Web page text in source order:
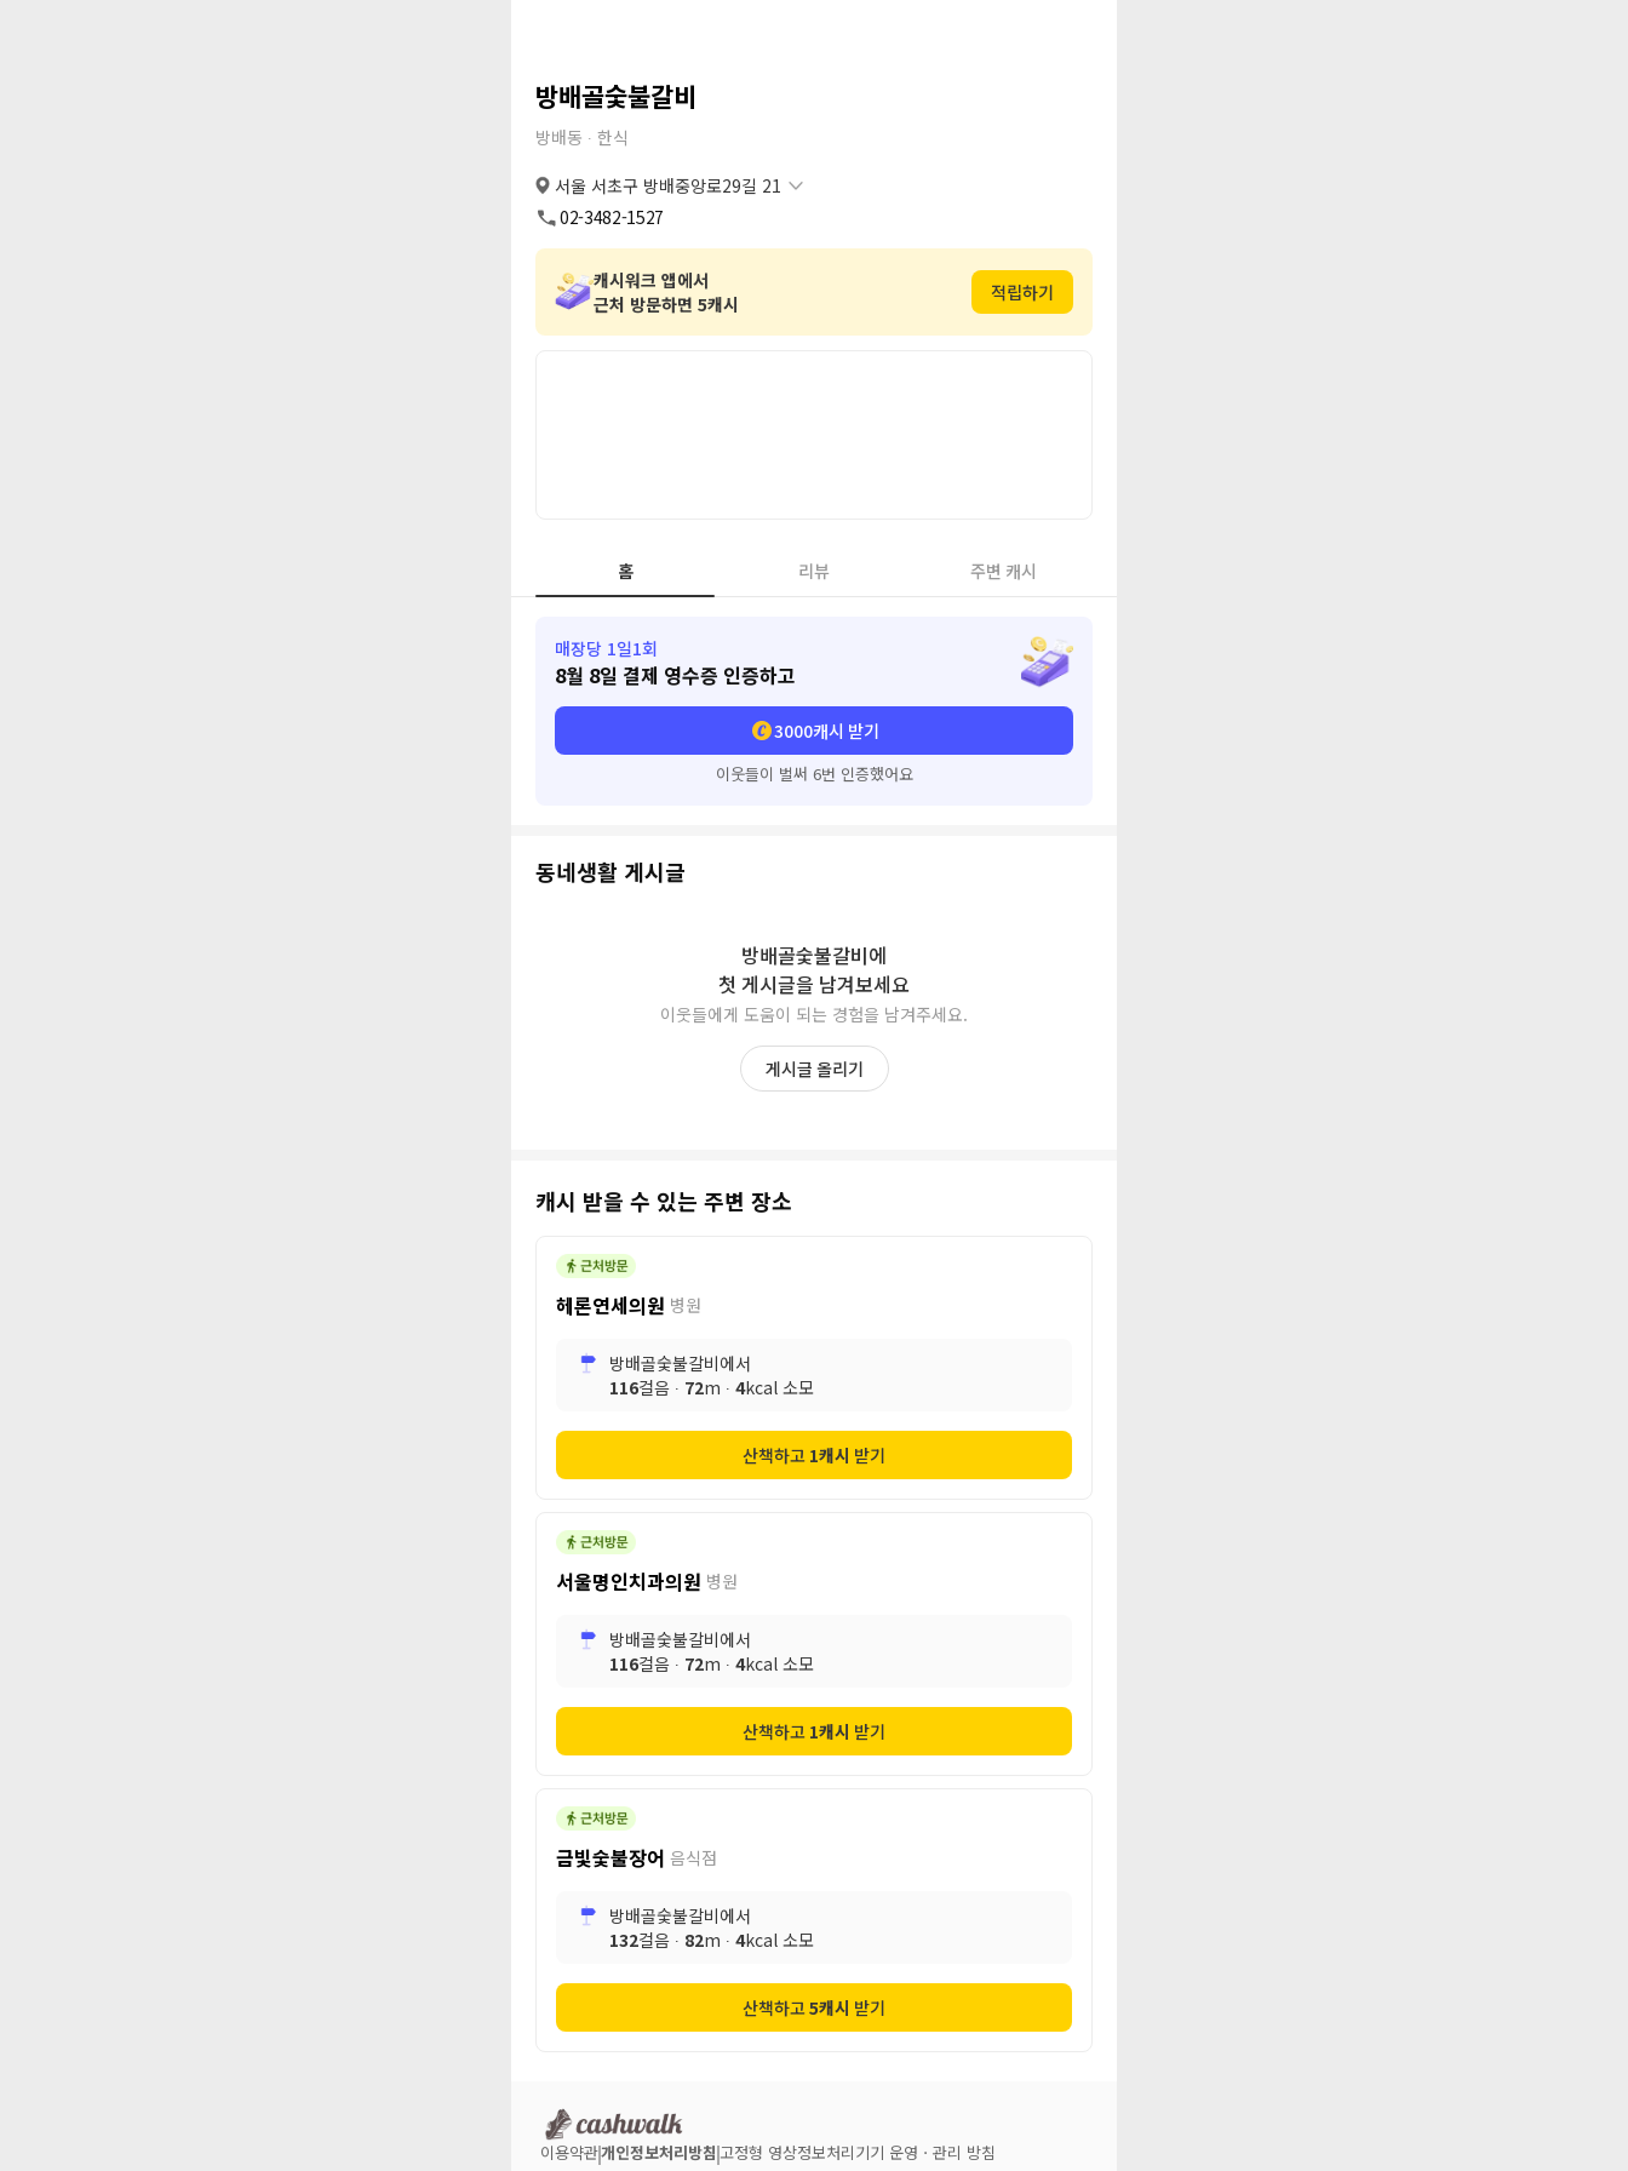
방배골숯불갈비
방배동 ∙ 한식
서울 서초구 방배중앙로29길 21
도로명 서울 서초구 방배중앙로29길 21
02-3482-1527
캐시워크 앱에서
근처 방문하면 5캐시
적립하기
홈 리뷰 주변 캐시
매장당 1일1회
8월 8일 결제 영수증 인증하고
3000캐시 받기
이웃들이 벌써 6번 인증했어요
동네생활 게시글
방배골숯불갈비에
첫 게시글을 남겨보세요
이웃들에게 도움이 되는 경험을 남겨주세요.
게시글 올리기
캐시 받을 수 있는 주변 장소
헤론연세의원 병원
방배골숯불갈비에서
116걸음 ∙ 72m ∙ 4kcal 소모
산책하고 1캐시 받기
서울명인치과의원 병원
방배골숯불갈비에서
116걸음 ∙ 72m ∙ 4kcal 소모
산책하고 1캐시 받기
금빛숯불장어 음식점
방배골숯불갈비에서
132걸음 ∙ 82m ∙ 4kcal 소모
산책하고5캐시 받기
이용약관개인정보처리방침 고정형 영상정보처리기기 운영ㆍ관리 방침